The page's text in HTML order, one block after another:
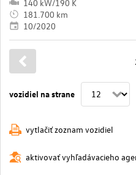
140 kW/190 K
181.700 km
10/2020
vozidiel na strane
vytlačiť zoznam vozidiel
aktivovať vyhľadávacieho